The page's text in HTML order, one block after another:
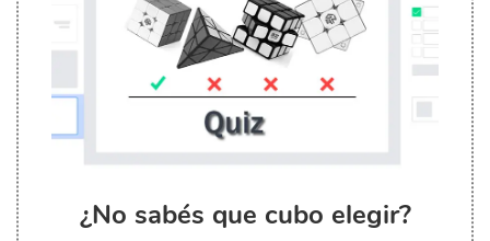
¿No sabés que cubo elegir?